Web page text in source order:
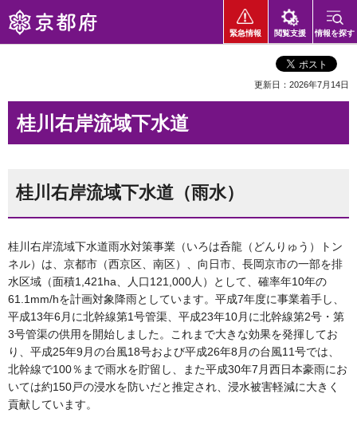
京都府
緊急情報 閲覧支援 情報を探す
更新日：2026年7月14日
桂川右岸流域下水道
桂川右岸流域下水道（雨水）
桂川右岸流域下水道雨水対策事業（いろは呑龍（どんりゅう）トン
ネル）は、京都市（西京区、南区）、向日市、長岡京市の一部を排
水区域（面積1,421ha、人口121,000人）として、確率年10年の
61.1mm/hを計画対象降雨としています。平成7年度に事業着手し、
平成13年6月に北幹線第1号管渠、平成23年10月に北幹線第2号・第
3号管渠の供用を開始しました。これまで大きな効果を発揮してお
り、平成25年9月の台風18号および平成26年8月の台風11号では、
北幹線で100％まで雨水を貯留し、また平成30年7月西日本豪雨にお
いては約150戸の浸水を防いだと推定され、浸水被害軽減に大きく
貢献しています。